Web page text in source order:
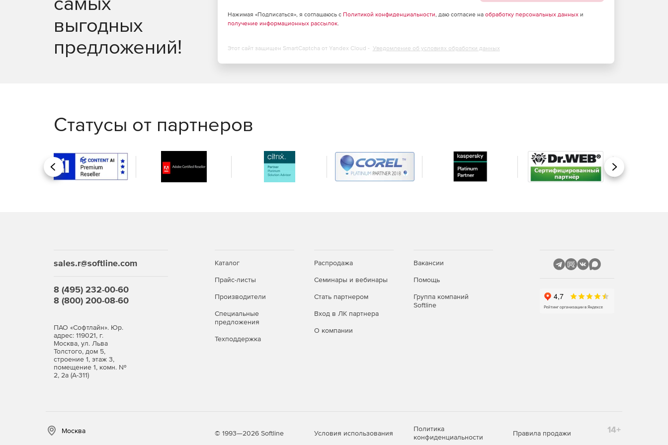
выгодных
предложений!
Нажимая «Подписаться», я соглашаюсь с Политикой конфиденциальности, даю согласие на обработку персональных данныхи
получение информационных рассылок.
Этот сайт защищен SmartCaptcha от Yandex Cloud - Уведомление об условиях обработки данных
Статусы от партнеров
Назад Вперед
sales.r@softline.com
8 (495) 232-00-60
8 (800) 200-08-60
ПАО «Софтлайн». Юр.
адрес: 119021, г.
Москва, ул. Льва
Толстого, дом 5,
строение 1, этаж 3,
помещение 1, комн. №
2, 2а (А-311)
Каталог
Прайс-листы
Производители
Специальные
предложения
Техподдержка
Распродажа
Семинары и вебинары
Стать партнером
Вход в ЛК партнера
О компании
Вакансии
Помощь
Группа компаний
Softline
Москва © 1993—2026 Softline Условия использования
Политика
конфиденциальности
Правила продажи 14+